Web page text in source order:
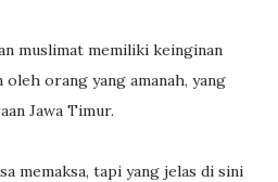
muslimat memiliki keinginan
orang yang amanah, yang
Jawa Timur.
memaksa, tapi yang jelas di sini